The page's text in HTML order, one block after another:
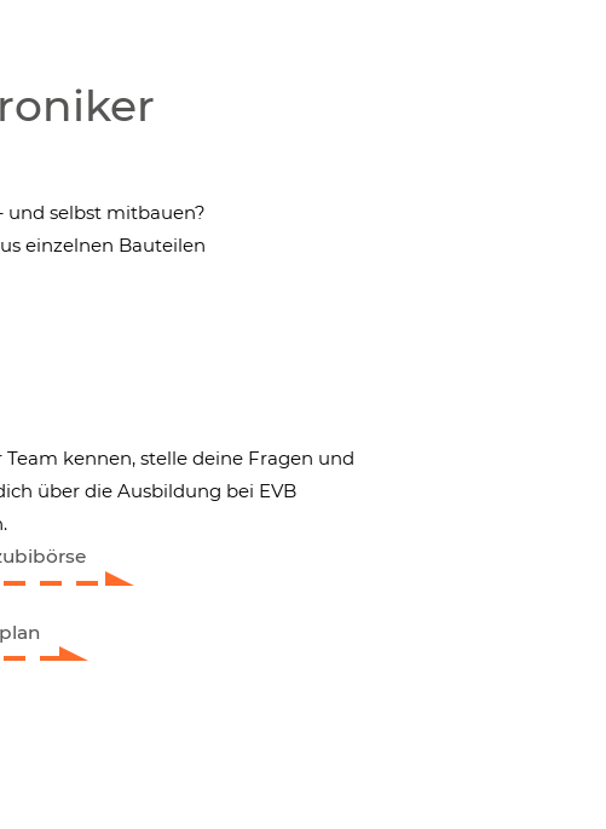
und selbst mitbauen?
einzelnen Bauteilen
Team kennen, stelle deine Fragen und
über die Ausbildung bei EVB